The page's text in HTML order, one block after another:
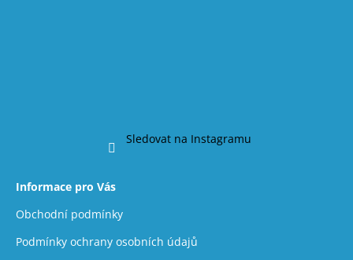
Sledovat na Instagramu
Informace pro Vás
Obchodní podmínky
Podmínky ochrany osobních údajů